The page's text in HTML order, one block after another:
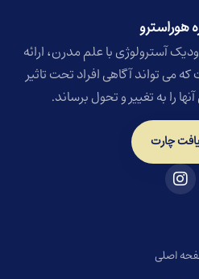
هوراسترو​
آسترولوژی با علم مدرن، ارائه
می تواند آگاهی افراد تحت تاثیر
را به تغییر و تحول برساند.
چارت
اصلی